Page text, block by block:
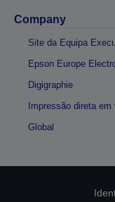
Company
Site da Equipa
Epson Europe
Digigraphie
Impressão direta em
Global